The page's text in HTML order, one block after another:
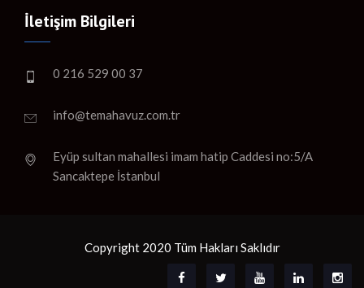
İletişim Bilgileri
0 216 529 00 37
info@temahavuz.com.tr
Eyüp sultan mahallesi imam hatip Caddesi no:5/A
Sancaktepe İstanbul
Copyright 2020 Tüm Hakları Saklıdır